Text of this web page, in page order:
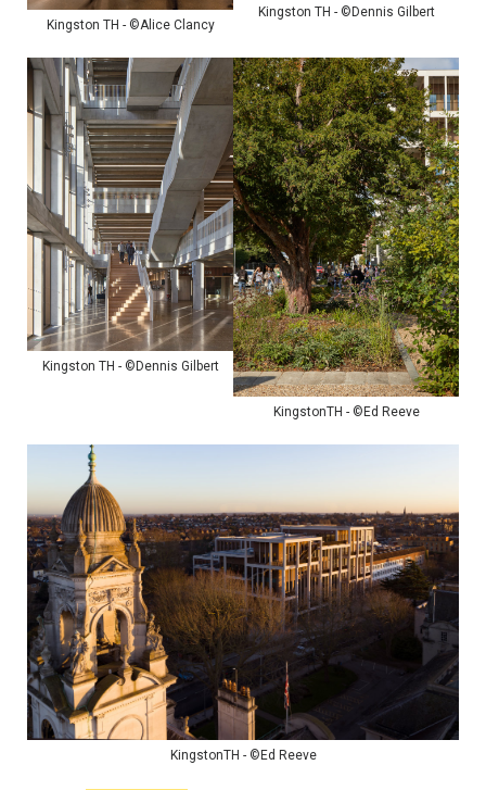
Kingston TH - ©Alice Clancy
Kingston TH - ©Dennis Gilbert
Kingston TH - ©Dennis Gilbert
KingstonTH - ©Ed Reeve
KingstonTH - ©Ed Reeve